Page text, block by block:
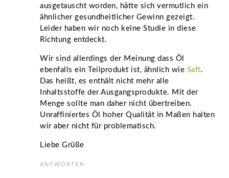
ausgetauscht worden, hätte sich vermutlich ein
ähnlicher gesundheitlicher Gewinn gezeigt.
Leider haben wir noch keine Studie in diese
Richtung entdeckt.
Wir sind allerdings der Meinung dass Öl
ebenfalls ein Teilprodukt ist, ähnlich wie Saft.
Das heißt, es enthält nicht mehr alle
Inhaltsstoffe der Ausgangsprodukte. Mit der
Menge sollte man daher nicht übertreiben.
Unraffiniertes Öl hoher Qualität in Maßen halten
wir aber nicht für problematisch.
Liebe Grüße
ANTWORTEN